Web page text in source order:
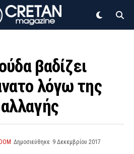
βαδίζει
λόγω της
Δημοσιεύθηκε 9 Δεκεμβρίου 2017